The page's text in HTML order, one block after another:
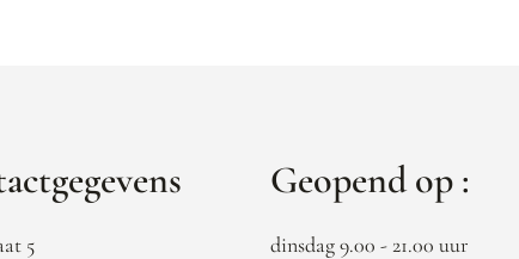
5
Geopend op :
dinsdag 9.00 - 21.00 uur